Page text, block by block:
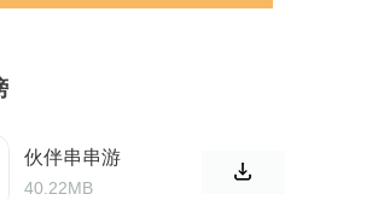
伙伴串串游
V1.0
40.22MB